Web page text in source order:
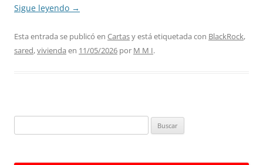
Sigue leyendo →
Esta entrada se publicó en Cartasy está etiquetada con BlackRock,
sared,vivienda en 11/05/2026 por M M I.